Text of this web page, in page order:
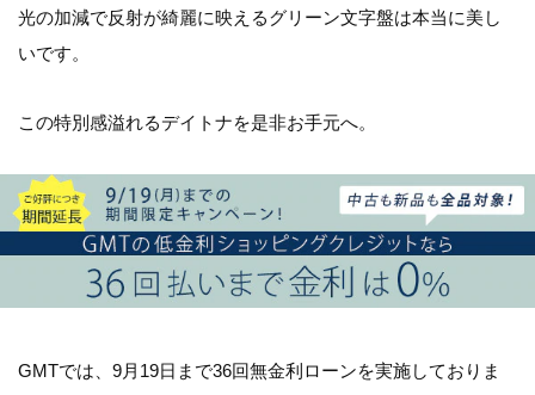
光の加減で反射が綺麗に映えるグリーン文字盤は本当に美し
いです。
この特別感溢れるデイトナを是非お手元へ。
GMTでは、9月19日まで36回無金利ローンを実施しておりま